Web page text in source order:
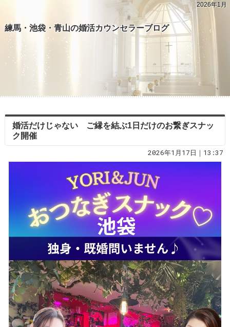
2026年1月
練馬・池袋・青山の婚活カウンセラーブログ
婚活だけじゃない ご縁を結ぶ1日だけのお繋ぎスナッ
ク開催
2026年1月17日｜13:37